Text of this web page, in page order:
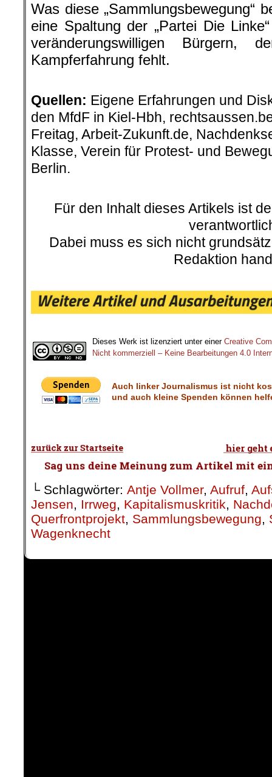
Was diese „Sammlungsbewegung“
eine Spaltung der „Partei Die
veränderungswilligen Bürgern,
Kampferfahrung fehlt.
Quellen: Eigene Erfahrungen und
den MfdF in Kiel-Hbh,
Freitag, Arbeit-Zukunft.de,
Klasse, Verein für Protest- und
Berlin.
Für den Inhalt dieses Artikels ist
Dabei muss es sich nicht
Redaktion
Dieses Werk ist lizenziert unter einer Creative
Nicht kommerziell – Keine Bearbeitungen 4.0
Auch linker Journalismus ist nicht
und auch kleine Spenden können
└ Schlagwörter: Antje Vollmer, Aufruf,
Jensen, Irrweg, Kapitalismuskritik,
Querfrontprojekt, Sammlungsbewegung,
Wagenknecht